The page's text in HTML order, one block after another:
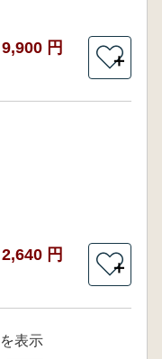
9,900 円
＋
2,640 円
＋
表示